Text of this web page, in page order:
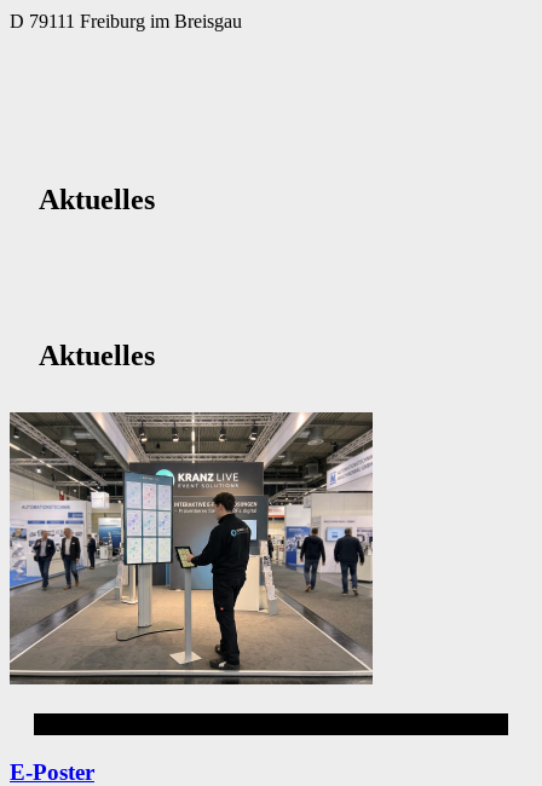
D 79111 Freiburg im Breisgau
Aktuelles
Aktuelles
E-Poster